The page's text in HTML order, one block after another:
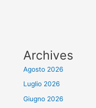
Archives
Agosto 2026
Luglio 2026
Giugno 2026